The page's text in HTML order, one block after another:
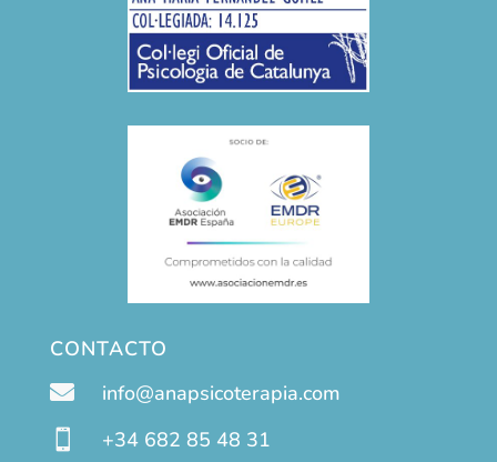
CONTACTO
 info@anapsicoterapia.com
 +34 682 85 48 31